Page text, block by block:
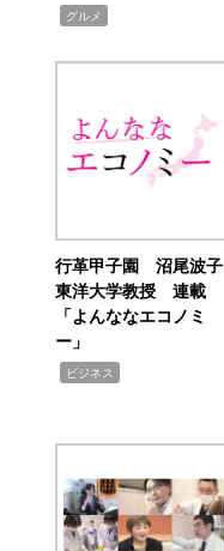
グルメ
行革甲子園 沼尾波子
東洋大学教授 連載
「よんななエコノミ
ー」
ビジネス